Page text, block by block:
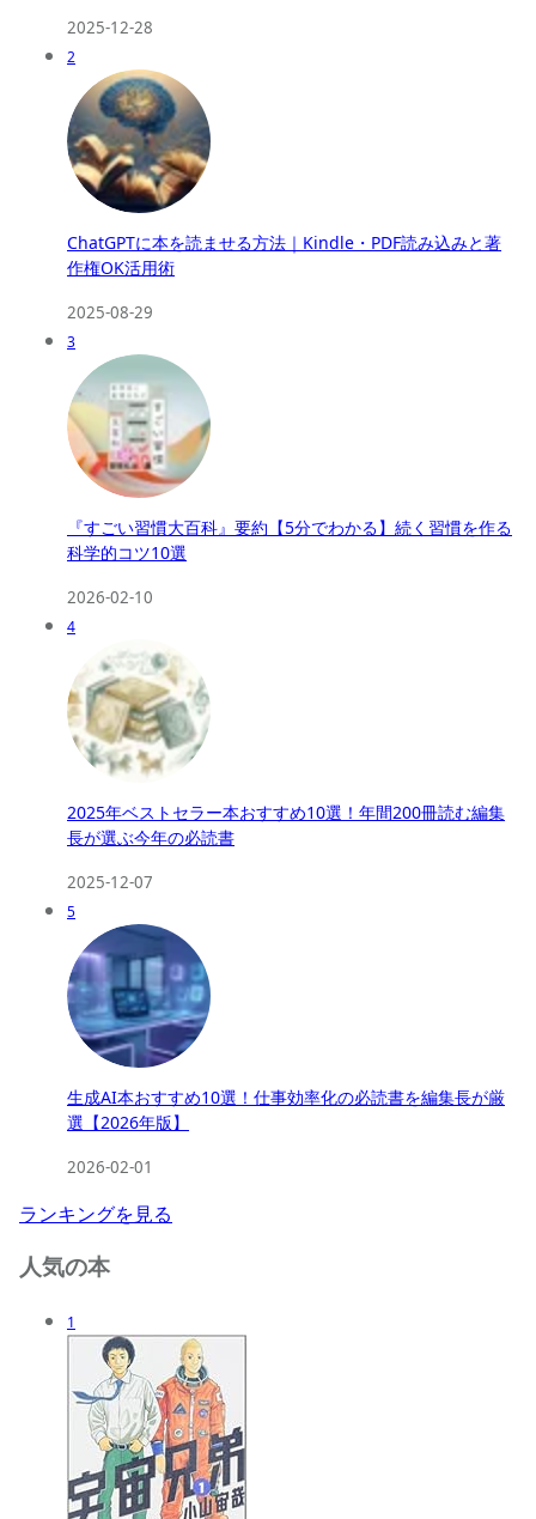
2025-12-28
2
ChatGPTに本を読ませる方法｜Kindle・PDF読み込みと著
作権OK活用術
2025-08-29
3
『すごい習慣大百科』要約【5分でわかる】続く習慣を作る
科学的コツ10選
2026-02-10
4
2025年ベストセラー本おすすめ10選！年間200冊読む編集
長が選ぶ今年の必読書
2025-12-07
5
生成AI本おすすめ10選！仕事効率化の必読書を編集長が厳
選【2026年版】
2026-02-01
ランキングを見る
人気の本
1